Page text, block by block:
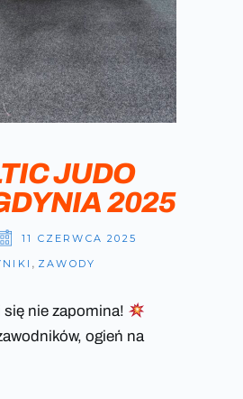
JUDO
2025
11 CZERWCA 2025
, ZAWODY
nie zapomina!
ogień na